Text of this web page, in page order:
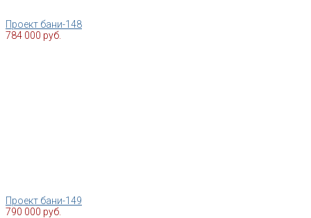
Проект бани-148
784 000 руб.
Проект бани-149
790 000 руб.